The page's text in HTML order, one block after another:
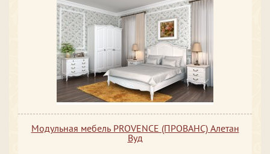
Модульная мебель PROVENCE (ПРОВАНС) Алетан
Вуд